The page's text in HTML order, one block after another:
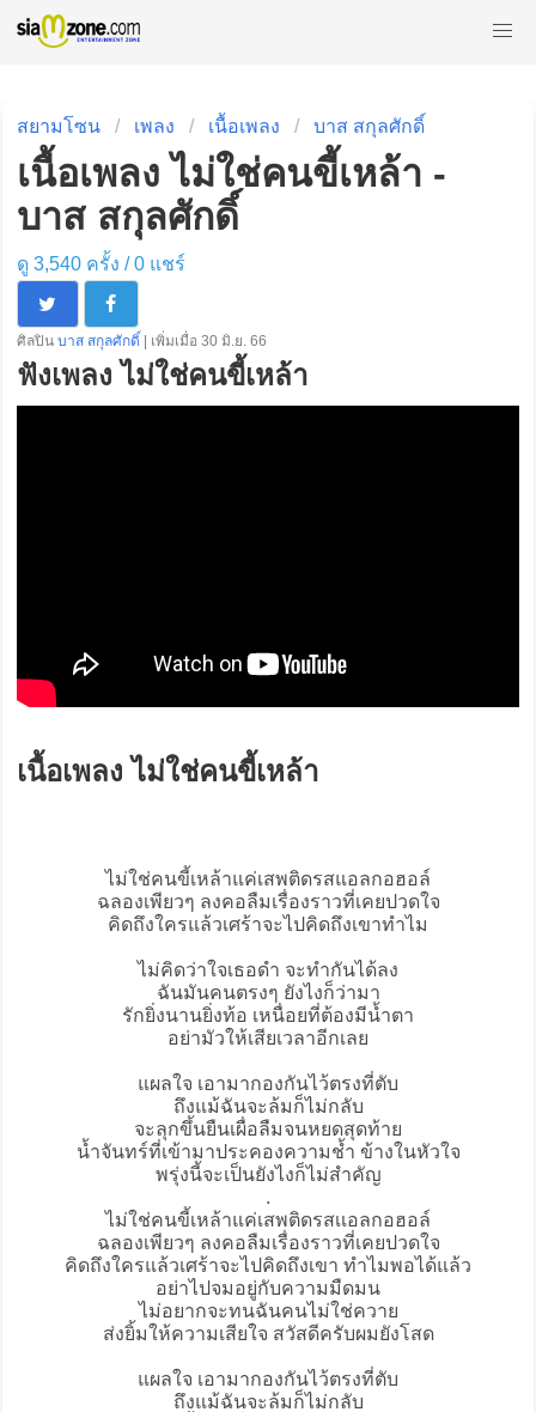
สยามโซน เพลง เนื้อเพลง บาส สกุลศักดิ์
เนื้อเพลง ไม่ใช่คนขี้เหล้า -
บาส สกุลศักดิ์
ดู 3,540 ครั้ง /0แชร์
ศิลปิน บาส สกุลศักดิ์ | เพิ่มเมื่อ 30 มิ.ย. 66
ฟังเพลง ไม่ใช่คนขี้เหล้า
เนื้อเพลง ไม่ใช่คนขี้เหล้า
ไม่ใช่คนขี้เหล้าแค่เสพติดรสแอลกอฮอล์
ฉลองเพียวๆ ลงคอลืมเรื่องราวที่เคยปวดใจ
คิดถึงใครแล้วเศร้าจะไปคิดถึงเขาทำไม
ไม่คิดว่าใจเธอดำ จะทำกันได้ลง
ฉันมันคนตรงๆ ยังไงก็ว่ามา
รักยิ่งนานยิ่งท้อ เหนื่อยที่ต้องมีน้ำตา
อย่ามัวให้เสียเวลาอีกเลย
แผลใจ เอามากองกันไว้ตรงที่ตับ
ถึงแม้ฉันจะล้มก็ไม่กลับ
จะลุกขึ้นยืนเผื่อลืมจนหยดสุดท้าย
น้ำจันทร์ที่เข้ามาประคองความช้ำ ข้างในหัวใจ
พรุ่งนี้จะเป็นยังไงก็ไม่สำคัญ
.
ไม่ใช่คนขี้เหล้าแค่เสพติดรสเเอลกอฮอล์
ฉลองเพียวๆ ลงคอลืมเรื่องราวที่เคยปวดใจ
คิดถึงใครแล้วเศร้าจะไปคิดถึงเขา ทำไมพอได้แล้ว
อย่าไปจมอยู่กับความมืดมน
ไม่อยากจะทนฉันคนไม่ใช่ควาย
ส่งยิ้มให้ความเสียใจ สวัสดีครับผมยังโสด
แผลใจ เอามากองกันไว้ตรงที่ตับ
ถึงแม้ฉันจะล้มก็ไม่กลับ